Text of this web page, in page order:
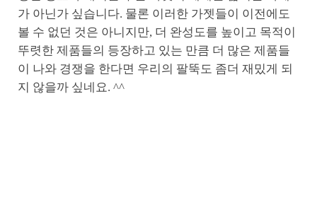
가 아닌가 싶습니다. 물론 이러한 가젯들이 이전에도
볼 수 없던 것은 아니지만, 더 완성도를 높이고 목적이
뚜렷한 제품들의 등장하고 있는 만큼 더 많은 제품들
이 나와 경쟁을 한다면 우리의 팔뚝도 좀더 재밌게 되
지 않을까 싶네요. ^^